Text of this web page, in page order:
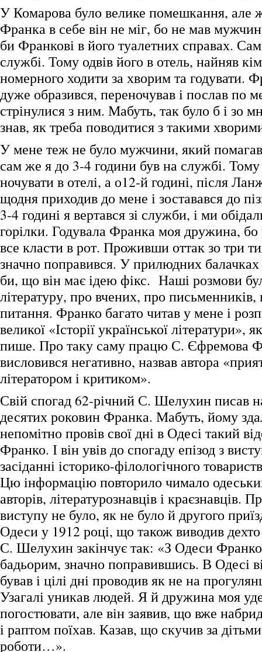
У Комарова було велике помешкання, але
Франка в себе він не міг, бо не мав
би Франкові в його туалетних справах.
службі. Тому одвів його в отель, найняв
номерного ходити за хворим та годувати.
дуже образився, переночував і послав по
стрінулися з ним. Мабуть, так було б і зо
знав, як треба поводитися з такими
У мене теж не було мужчини, який
сам же я до 3-4 години був на службі. Тому
ночувати в отелі, а о12-й годині, після
щодня приходив до мене і зоставався до
3-4 годині я вертався зі служби, і ми
горілки. Годувала Франка моя дружина,
все класти в рот. Проживши оттак зо три
значно поправився. У прилюдних балачках
би, що він має ідею фікс. Наші розмови
літературу, про вчених, про письменників,
питання. Франко багато читав у мене і
великої «Історії української літератури»,
пише. Про таку саму працю С. Єфремова
висловився негативно, назвав автора
літератором і критиком».
Свій спогад 62-річний С. Шелухин писав
десятих роковин Франка. Мабуть, йому
непомітно провів свої дні в Одесі такий
Франко. І він увів до спогаду епізод з
засіданні історико-філологічного
Цю інформацію повторило чимало
авторів, літературознавців і краєзнавців.
виступу не було, як не було й другого
Одеси у 1912 році, що також виводив дехто
С. Шелухин закінчує так: «З Одеси
бадьорим, значно поправившись. В Одесі
бував і цілі дні проводив як не на
Узагалі уникав людей. Я й дружина моя
погостювати, але він заявив, що вже
і раптом поїхав. Казав, що скучив за
роботи…».